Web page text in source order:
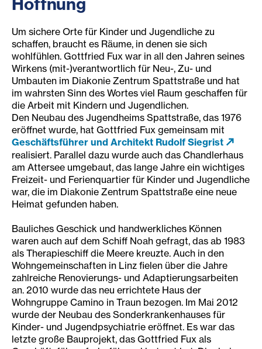
Um sichere Orte für Kinder und Jugendliche zu
schaffen, braucht es Räume, in denen sie sich
wohlfühlen. Gottfried Fux war in all den Jahren seines
Wirkens (mit-)verantwortlich für Neu-, Zu- und
Umbauten im Diakonie Zentrum Spattstraße und hat
im wahrsten Sinn des Wortes viel Raum geschaffen für
die Arbeit mit Kindern und Jugendlichen.
Den Neubau des Jugendheims Spattstraße, das 1976
eröffnet wurde, hat Gottfried Fux gemeinsam mit
Geschäftsführer und Architekt Rudolf Siegrist
realisiert. Parallel dazu wurde auch das Chandlerhaus
am Attersee umgebaut, das lange Jahre ein wichtiges
Freizeit- und Ferienquartier für Kinder und Jugendliche
war, die im Diakonie Zentrum Spattstraße eine neue
Heimat gefunden haben.
Bauliches Geschick und handwerkliches Können
waren auch auf dem Schiff Noah gefragt, das ab 1983
als Therapieschiff die Meere kreuzte. Auch in den
Wohngemeinschaften in Linz fielen über die Jahre
zahlreiche Renovierungs- und Adaptierungsarbeiten
an. 2010 wurde das neu errichtete Haus der
Wohngruppe Camino in Traun bezogen. Im Mai 2012
wurde der Neubau des Sonderkrankenhauses für
Kinder- und Jugendpsychiatrie eröffnet. Es war das
letzte große Bauprojekt, das Gottfried Fux als